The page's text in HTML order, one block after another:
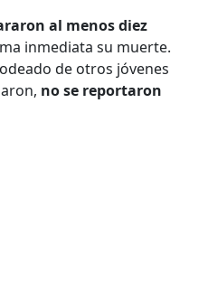
al menos diez
inmediata su muerte.
de otros jóvenes
no se reportaron